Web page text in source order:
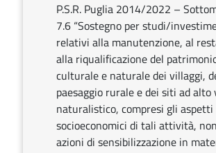
P.S.R. Puglia 2014/2022 –
7.6 “Sostegno per studi/
relativi alla manutenzione, al
alla riqualificazione del
culturale e naturale dei villaggi,
paesaggio rurale e dei siti ad alto
naturalistico, compresi gli aspetti
socioeconomici di tali attività,
azioni di sensibilizzazione in